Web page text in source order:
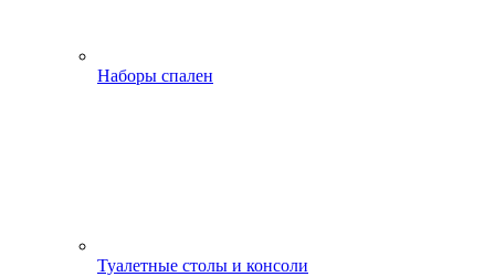
Наборы спален
Туалетные столы и консоли